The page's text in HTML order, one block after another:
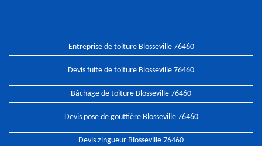
Entreprise de toiture Blosseville 76460
Devis fuite de toiture Blosseville 76460
Bâchage de toiture Blosseville 76460
Devis pose de gouttière Blosseville 76460
Devis zingueur Blosseville 76460